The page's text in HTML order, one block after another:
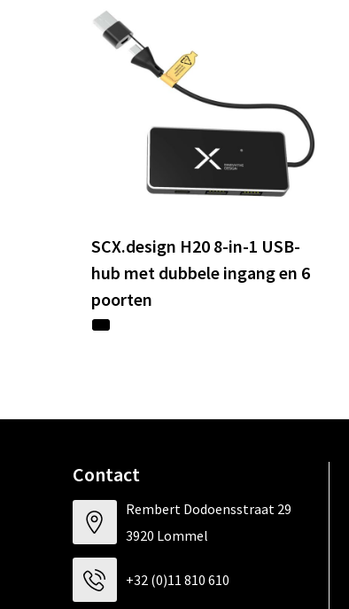
SCX.design H20 8-in-1 USB-
hub met dubbele ingang en 6
poorten
Contact
Rembert Dodoensstraat 29
3920 Lommel
+32 (0)11 810 610